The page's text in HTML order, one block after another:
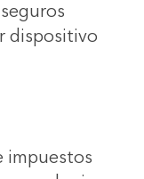
dispositivo
impuestos